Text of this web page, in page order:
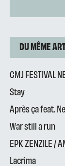
DU MÊME
CMJ FESTIVAL
Stay
Après ça feat.
War still a run
EPK ZENZILE /
Lacrima